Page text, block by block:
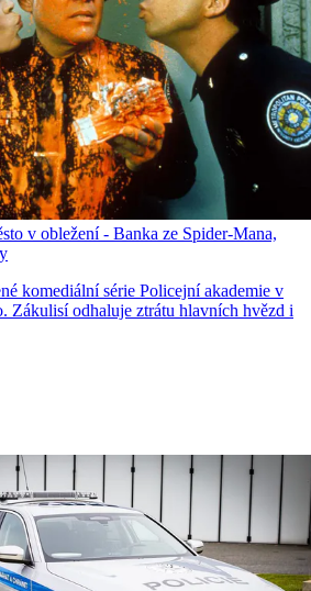
v obležení - Banka ze Spider-Mana,
komediální série Policejní akademie v
Zákulisí odhaluje ztrátu hlavních hvězd i